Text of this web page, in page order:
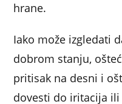
hrane.
Iako može izgledati
dobrom stanju,
pritisak na desni i
dovesti do iritacija